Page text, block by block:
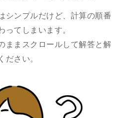
シンプルだけど、計算の順番
ってしまいます。
ままスクロールして解答と解
ださい。